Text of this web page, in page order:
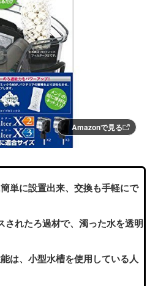
Amazonで見る
単に設置出来、交換も手軽にで
されたろ過材で、濁った水を透明
は、小型水槽を使用している人